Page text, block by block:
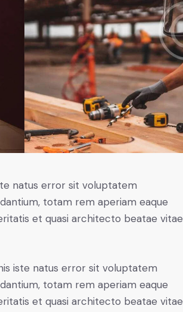
natus error sit voluptatem
totam rem aperiam eaque
et quasi architecto beatae vitae
iste natus error sit voluptatem
totam rem aperiam eaque
et quasi architecto beatae vitae